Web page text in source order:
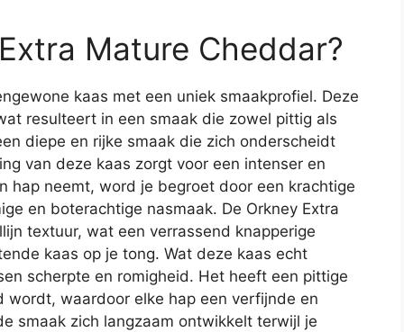
Mature Cheddar?
kaas met een uniek smaakprofiel. Deze
resulteert in een smaak die zowel pittig als
diepe en rijke smaak die zich onderscheidt
van deze kaas zorgt voor een intenser en
hap neemt, word je begroet door een krachtige
en boterachtige nasmaak. De Orkney Extra
textuur, wat een verrassend knapperige
kaas op je tong. Wat deze kaas echt
scherpte en romigheid. Het heeft een pittige
waardoor elke hap een verfijnde en
smaak zich langzaam ontwikkelt terwijl je